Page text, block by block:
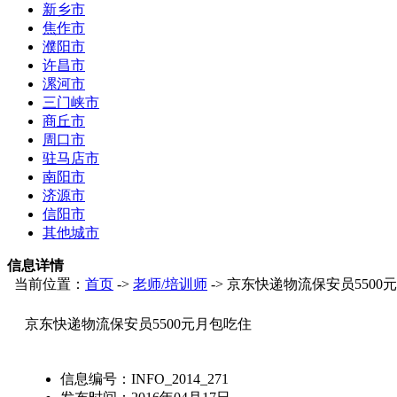
新乡市
焦作市
濮阳市
许昌市
漯河市
三门峡市
商丘市
周口市
驻马店市
南阳市
济源市
信阳市
其他城市
信息详情
当前位置： 首页 -> 老师/培训师 -> 京东快递物流保安员5500
京东快递物流保安员5500元月包吃住
信息编号： INFO_2014_271